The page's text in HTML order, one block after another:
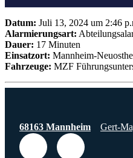
Datum: Juli 13, 2024 um 2:46
Alarmierungsart:
Dauer: 17 Minuten
Einsatzort: Mannheim-
Fahrzeuge: MZF
68163 Mannheim Gert-